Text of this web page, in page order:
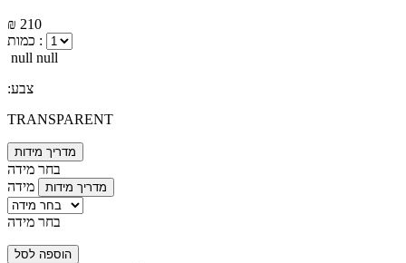
₪ 210
כמות :
null null
:צבע
TRANSPARENT
מדריך מידות
בחר מידה
מידה
מדריך מידות
בחר מידה
הוספה לסל